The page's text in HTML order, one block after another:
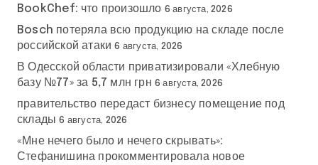
BookChef: что произошло 6 августа, 2026
Bosch потеряла всю продукцию на складе после
российской атаки 6 августа, 2026
В Одесской области приватизировали «Хлебную
базу №77» за 5,7 млн грн 6 августа, 2026
правительство передаст бизнесу помещение под
склады 6 августа, 2026
«Мне нечего было и нечего скрывать»:
Стефанишина прокомментировала новое